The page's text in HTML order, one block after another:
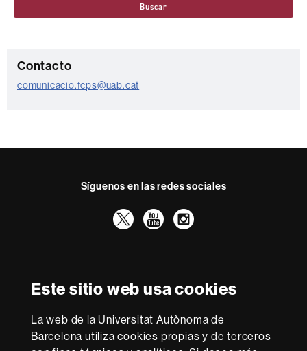
Este sitio web usa cookies
La web de la Universitat Autònoma de
Barcelona utiliza cookies propias y de terceros
Buscar
C
o
a
Contacto
comunicacio.fcps@uab.cat
Síguenos en las redes sociales
TwitterYouTube
Instagram
Excellence
Research
-
Euraxess
Con la financiación de